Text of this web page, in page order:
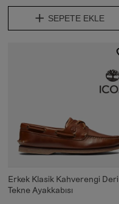
SEPETE EKLE
Erkek Klasik Kahverengi Deri
Tekne Ayakkabısı